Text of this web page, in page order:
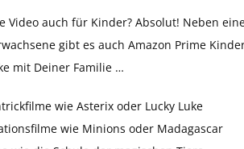
Video auch für Kinder? Absolut! Neben
gibt es auch Amazon Prime
mit Deiner Familie …
wie Asterix oder Lucky Luke
wie Minions oder Madagascar